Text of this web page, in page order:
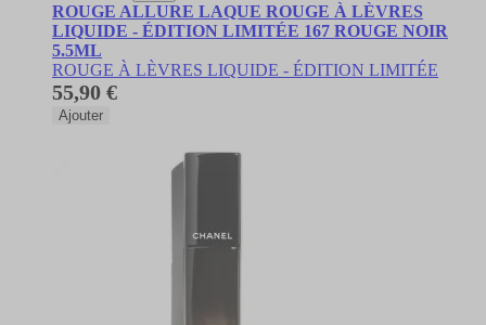
ROUGE ALLURE LAQUE ROUGE À LÈVRES
LIQUIDE - ÉDITION LIMITÉE 167 ROUGE NOIR
5.5ML
ROUGE À LÈVRES LIQUIDE - ÉDITION LIMITÉE
55,90 €
Ajouter